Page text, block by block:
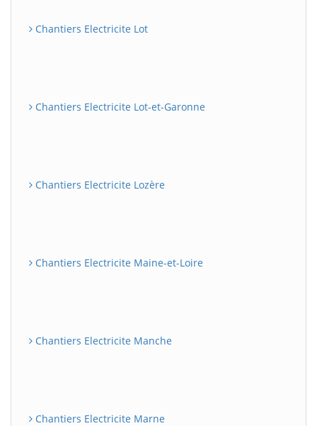
Chantiers Electricite Lot
Chantiers Electricite Lot-et-Garonne
Chantiers Electricite Lozère
Chantiers Electricite Maine-et-Loire
Chantiers Electricite Manche
Chantiers Electricite Marne